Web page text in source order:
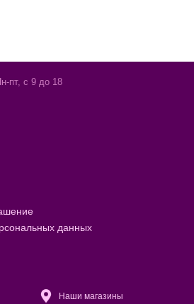
пт, с 9 до 18
данных
Наши магазины